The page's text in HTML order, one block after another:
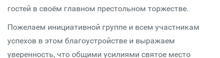
гостей в своём главном престольном торжестве.
Пожелаем инициативной группе и всем участникам
успехов в этом благоустройстве и выражаем
уверенность, что общими усилиями святое место